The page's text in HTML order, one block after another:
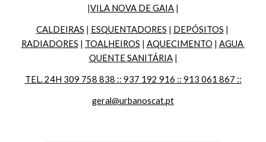
|VILA NOVA DE GAIA |
CALDEIRAS | ESQUENTADORES | DEPÓSITOS
RADIADORES | TOALHEIROS | AQUECIMENTO | AGUA
QUENTE SANITÁRIA |
TEL. 24H 309 758 838 :: 937 192 916 :: 913 061 867 ::
geral@urbanoscat.pt